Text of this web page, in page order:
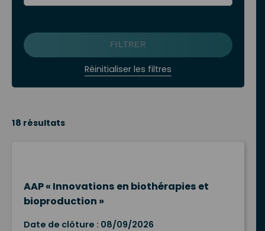
Réinitialiser les filtres
18 résultats
AAP « Innovations en biothérapies et
bioproduction »
Date de clôture : 08/09/2026